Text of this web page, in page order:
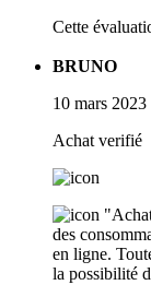
Cette
BRUNO
10 mars 2023
Achat verifié
des
en ligne.
la possibilité